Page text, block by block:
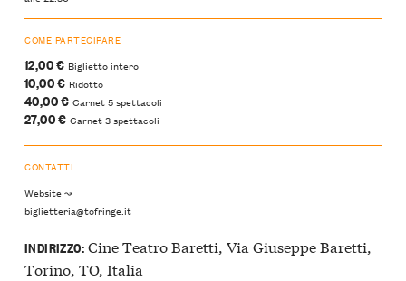
COME PARTECIPARE
12,00 € Biglietto intero
10,00 € Ridotto
40,00 € Carnet 5 spettacoli
27,00 € Carnet 3 spettacoli
CONTATTI
Website ↝
biglietteria@tofringe.it
INDIRIZZO:Cine Teatro Baretti, Via Giuseppe Baretti,
Torino, TO, Italia